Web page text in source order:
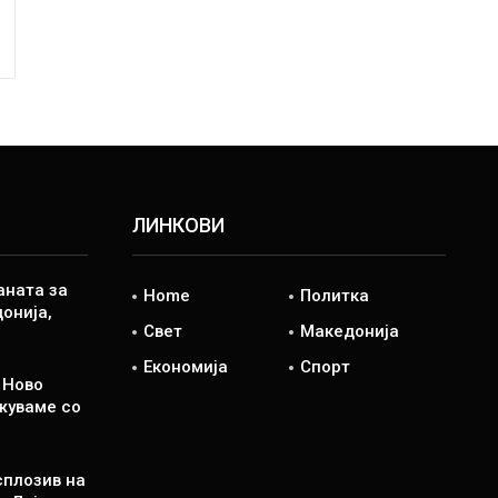
за
со
на
ЛИНКОВИ
Home
Политка
Свет
Македонија
Економија
Спорт